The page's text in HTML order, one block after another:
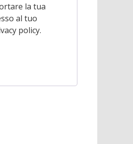
la tua
al tuo
policy.